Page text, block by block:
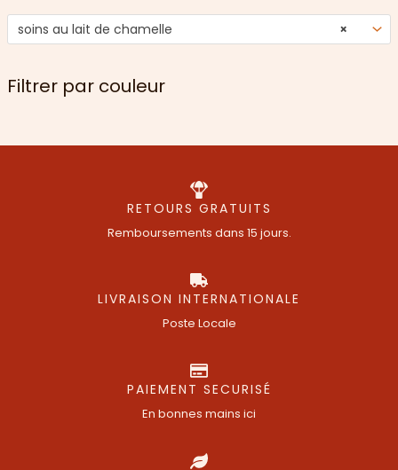
×
soins au lait de chamelle
Filtrer par couleur
RETOURS GRATUITS
Remboursements dans 15 jours.
LIVRAISON INTERNATIONALE
Poste Locale
PAIEMENT SECURISÉ
En bonnes mains ici